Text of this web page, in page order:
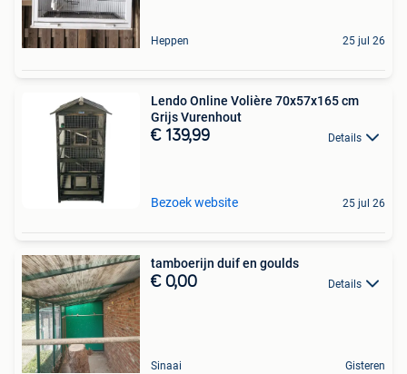
Heppen 25 jul 26
Lendo Online Volière 70x57x165 cm
Grijs Vurenhout
€ 139,99 Details
Bezoek website 25 jul 26
tamboerijn duif en goulds
€ 0,00 Details
Sinaai Gisteren